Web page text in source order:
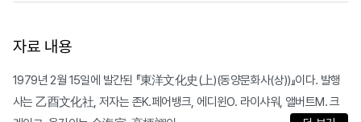
자료 내용
1979년 2월 15일에 발간된 『東洋文化史(上)(동양문화사(상))』이다. 발행
사는 乙酉文化社, 저자는 존K.페어뱅크, 에디윈O. 라이샤워, 앨버트M. 크